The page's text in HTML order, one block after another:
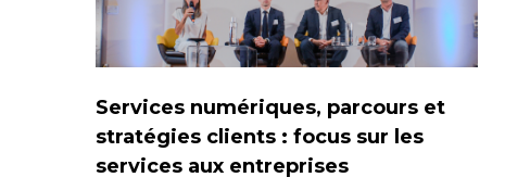
Services numériques, parcours et
stratégies clients : focus sur les
services aux entreprises